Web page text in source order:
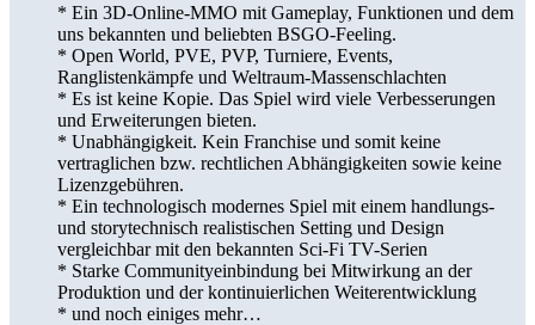
* Ein 3D-Online-MMO mit Gameplay, Funktionen und dem
uns bekannten und beliebten BSGO-Feeling.
* Open World, PVE, PVP, Turniere, Events,
Ranglistenkämpfe und Weltraum-Massenschlachten
* Es ist keine Kopie. Das Spiel wird viele Verbesserungen
und Erweiterungen bieten.
* Unabhängigkeit. Kein Franchise und somit keine
vertraglichen bzw. rechtlichen Abhängigkeiten sowie keine
Lizenzgebühren.
* Ein technologisch modernes Spiel mit einem handlungs-
und storytechnisch realistischen Setting und Design
vergleichbar mit den bekannten Sci-Fi TV-Serien
* Starke Communityeinbindung bei Mitwirkung an der
Produktion und der kontinuierlichen Weiterentwicklung
* und noch einiges mehr…